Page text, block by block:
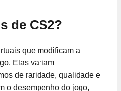
de CS2?
que modificam a
Elas variam
de raridade, qualidade e
o desempenho do jogo,